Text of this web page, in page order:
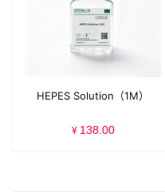
HEPES Solution（1M）
¥ 138.00